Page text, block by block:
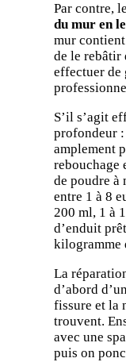
Par contre,
du mur en
mur
de le rebâtir
effectuer
S’il s’agit
profondeur
amplement
rebouchage
de poudre à
entre 1 à 8
200 ml, 1 à
d’enduit
kilogramme
La
d’abord
fissure et la
trouvent.
avec une
puis on